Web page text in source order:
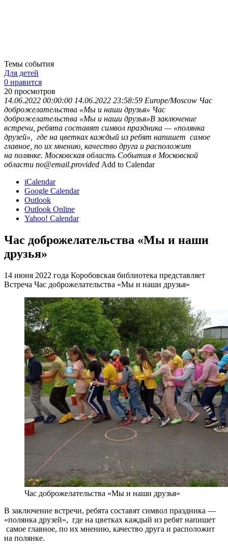
Темы события
Для детей
0 нравится
20 просмотров
14.06.2022 00:00:00 14.06.2022 23:58:59 Europe/Moscow Час
доброжелательства «Мы и наши друзья» Час
доброжелательства «Мы и наши друзья»В заключение
встречи, ребята составят символ праздника — «полянка
друзей», где на цветках каждый из ребят напишет самое
главное, по их мнению, качество друга и расположит
на полянке. Московская область События в Московской
области no@email.provided Add to Calendar
iCalendar
Google Calendar
Outlook
Outlook Online
Yahoo! Calendar
Час доброжелательства «Мы и наши
друзья»
14 июня 2022 года Коробовская библиотека представляет
Встреча Час доброжелательства «Мы и наши друзья»
Час доброжелательства «Мы и наши друзья»
В заключение встречи, ребята составят символ праздника —
«полянка друзей», где на цветках каждый из ребят напишет
самое главное, по их мнению, качество друга и расположит
на полянке.